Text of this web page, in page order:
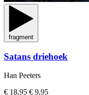
fragment
Satans driehoek
Han Peeters
€ 18,95 € 9,95